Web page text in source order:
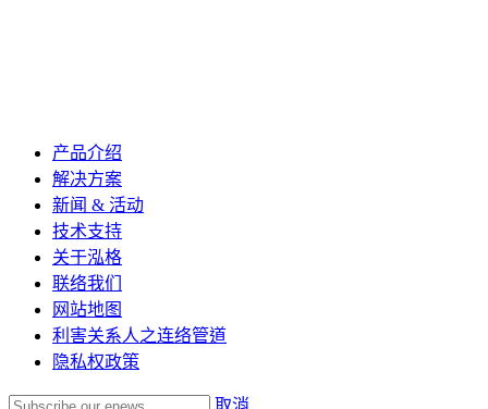
产品介绍
解决方案
新闻 & 活动
技术支持
关于泓格
联络我们
网站地图
利害关系人之连络管道
隐私权政策